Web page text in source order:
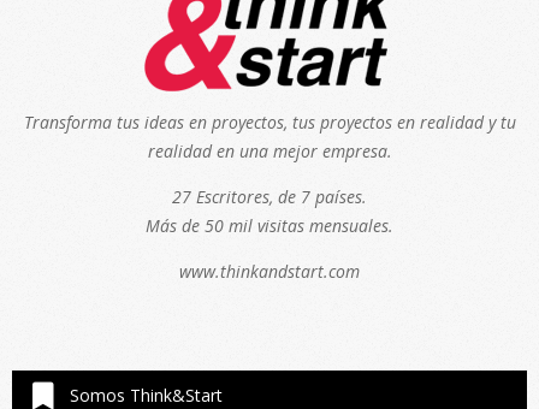
Transforma tus ideas en proyectos, tus proyectos en realidad y tu
realidad en una mejor empresa.
27 Escritores, de 7 países.
Más de 50 mil visitas mensuales.
www.thinkandstart.com
Somos Think&Start